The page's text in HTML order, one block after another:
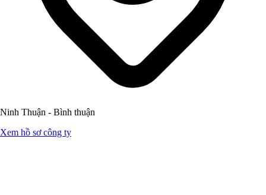
Ninh Thuận - Bình thuận
Xem hồ sơ công ty